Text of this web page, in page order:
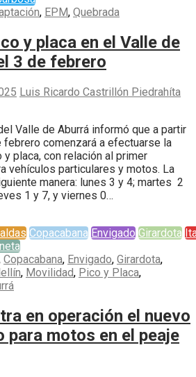
, EPM, Quebrada
y placa en el Valle de
3 de febrero
Luis Ricardo Castrillón Piedrahíta
Valle de Aburrá informó que a partir
comenzará a efectuarse la
placa, con relación al primer
vehículos particulares y motos. La
manera: lunes 3 y 4; martes 2
1 y 7, y viernes 0…
Copacabana Envigado Girardota
Copacabana, Envigado, Girardota,
, Movilidad, Pico y Placa,
en operación el nuevo
para motos en el peaje